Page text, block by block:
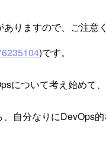
りますので、ご注意く
)です。
ついて考え始めて
自分なりに